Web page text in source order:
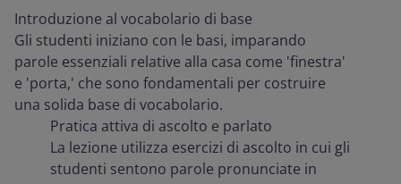
Introduzione al vocabolario di base
Gli studenti iniziano con le basi, imparando
parole essenziali relative alla casa come 'finestra'
e 'porta,' che sono fondamentali per costruire
una solida base di vocabolario.
Pratica attiva di ascolto e parlato
La lezione utilizza esercizi di ascolto in cui gli
studenti sentono parole pronunciate in